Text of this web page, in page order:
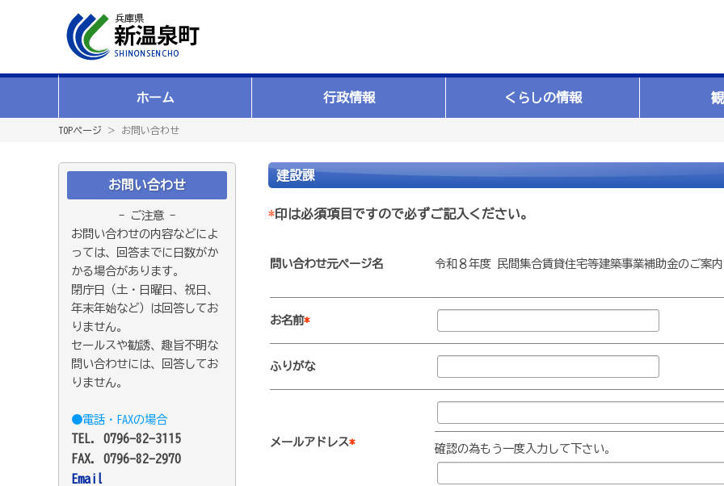
ホーム 行政情報 くらしの情報
TOPページ ＞ お問い合わせ
お問い合わせ
- ご注意 -
お問い合わせの内容などによ
っては、回答までに日数がか
かる場合があります。
閉庁日（土・日曜日、祝日、
年末年始など）は回答してお
りません。
セールスや勧誘、趣旨不明な
問い合わせには、回答してお
りません。
●電話・FAXの場合
TEL. 0796-82-3115
FAX. 0796-82-2970
Email
建設課
*印は必須項目ですので必ずご記入ください。
問い合わせ元ページ名 令和８年度 民間集合賃貸住宅等建築事業補助金のご案内
お名前*
ふりがな
メールアドレス*
確認の為もう一度入力して下さい。